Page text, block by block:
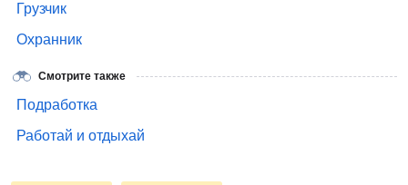
Грузчик
Охранник
Смотрите также
Подработка
Работай и отдыхай